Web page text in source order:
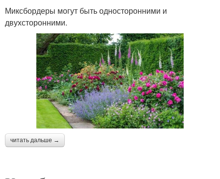
Миксбордеры могут быть односторонними и
двухсторонними.
читать дальше →